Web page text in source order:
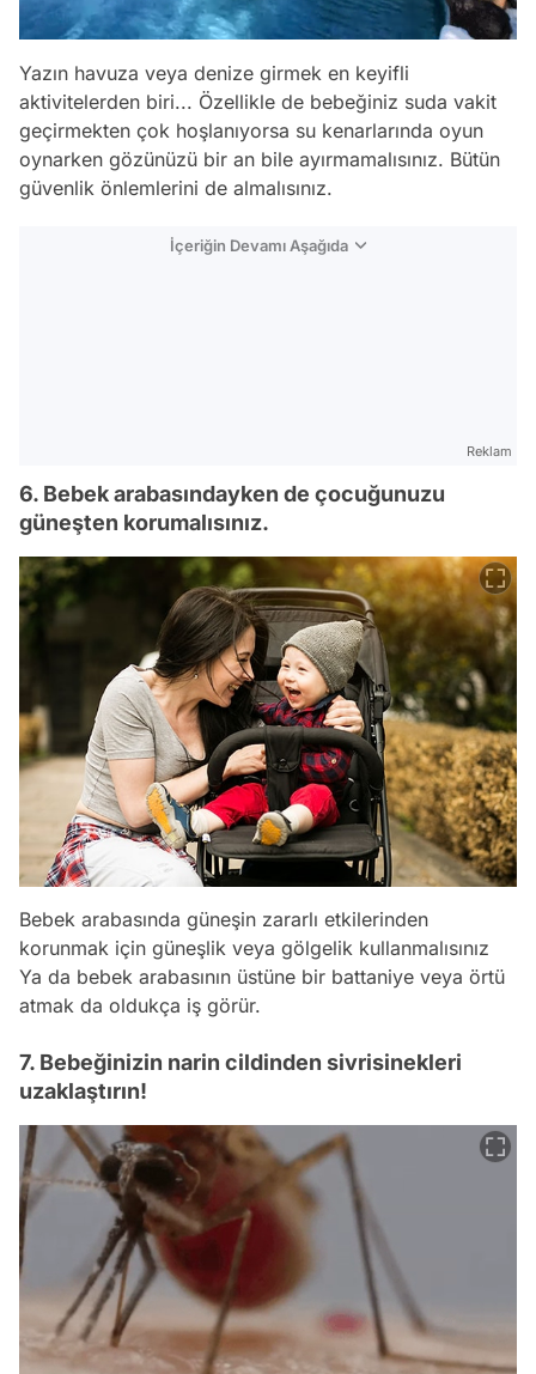
Yazın havuza veya denize girmek en keyifli
aktivitelerden biri... Özellikle de bebeğiniz suda vakit
geçirmekten çok hoşlanıyorsa su kenarlarında oyun
oynarken gözünüzü bir an bile ayırmamalısınız. Bütün
güvenlik önlemlerini de almalısınız.
İçeriğin Devamı Aşağıda
Reklam
6. Bebek arabasındayken de çocuğunuzu
güneşten korumalısınız.
Bebek arabasında güneşin zararlı etkilerinden
korunmak için güneşlik veya gölgelik kullanmalısınız
Ya da bebek arabasının üstüne bir battaniye veya örtü
atmak da oldukça iş görür.
7. Bebeğinizin narin cildinden sivrisinekleri
uzaklaştırın!